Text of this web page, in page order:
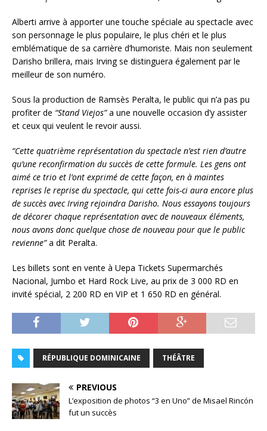
Alberti arrive à apporter une touche spéciale au spectacle avec
son personnage le plus populaire, le plus chéri et le plus
emblématique de sa carrière d’humoriste. Mais non seulement
Darisho brillera, mais Irving se distinguera également par le
meilleur de son numéro.
Sous la production de Ramsès Peralta, le public qui n’a pas pu
profiter de “Stand Viejos”a une nouvelle occasion d’y assister
et ceux qui veulent le revoir aussi.
“Cette quatrième représentation du spectacle n’est rien d’autre
qu’une reconfirmation du succès de cette formule. Les gens ont
aimé ce trio et l’ont exprimé de cette façon, en à maintes
reprises le reprise du spectacle, qui cette fois-ci aura encore plus
de succès avec Irving rejoindra Darisho. Nous essayons toujours
de décorer chaque représentation avec de nouveaux éléments,
nous avons donc quelque chose de nouveau pour que le public
revienne”a dit Peralta.
Les billets sont en vente à Uepa Tickets Supermarchés
Nacional, Jumbo et Hard Rock Live, au prix de 3 000 RD en
invité spécial, 2 200 RD en VIP et 1 650 RD en général.
RÉPUBLIQUE DOMINICAINE THÉÂTRE
PREVIOUS
L’exposition de photos “3 en Uno” de Misael Rincón
fut un succès